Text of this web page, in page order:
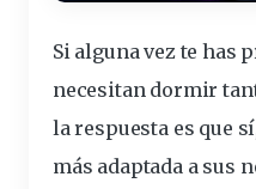
Si alguna vez te has
necesitan dormir
la respuesta es que
más adaptada a sus